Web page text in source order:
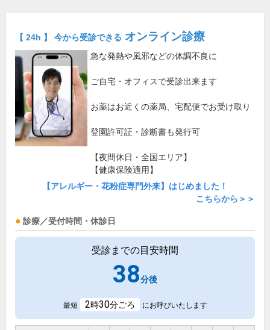
【 24h 】 今から受診できる オンライン診療
急な発熱や風邪などの体調不良に
ご自宅・オフィスで受診出来ます
お薬はお近くの薬局、宅配便でお受け取り
登園許可証・診断書も発行可
【夜間休日・全国エリア】
【健康保険適用】
【アレルギー・花粉症専門外来】はじめました！
こちらから＞＞
診療／受付時間・休診日
受診までの目安時間
38分後
最短 2時30分ごろ にお呼びいたします